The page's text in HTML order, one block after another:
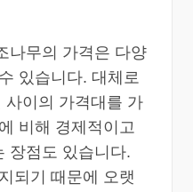
나무의 가격은 다양
있습니다. 대체로
사이의 가격대를 가
비해 경제적이고
장점도 있습니다.
되기 때문에 오랫